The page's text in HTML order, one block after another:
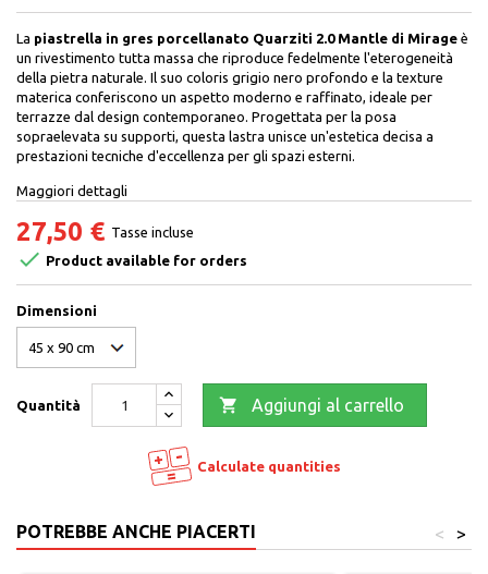
La piastrella in gres porcellanato Quarziti 2.0 Mantle di Mirage è
un rivestimento tutta massa che riproduce fedelmente l'eterogeneità
della pietra naturale. Il suo coloris grigio nero profondo e la texture
materica conferiscono un aspetto moderno e raffinato, ideale per
terrazze dal design contemporaneo. Progettata per la posa
sopraelevata su supporti, questa lastra unisce un'estetica decisa a
prestazioni tecniche d'eccellenza per gli spazi esterni.
Maggiori dettagli
27,50 € Tasse incluse
 Product available for orders
Dimensioni
Quantità  Aggiungi al carrello
Calculate quantities
POTREBBE ANCHE PIACERTI >
<